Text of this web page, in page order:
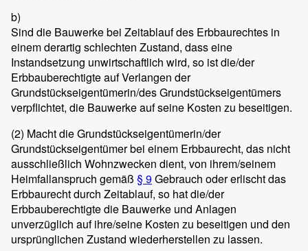
b)
Sind die Bauwerke bei Zeitablauf des Erbbaurechtes in
einem derartig schlechten Zustand, dass eine
Instandsetzung unwirtschaftlich wird, so ist die/der
Erbbauberechtigte auf Verlangen der
Grundstückseigentümerin/des Grundstückseigentümers
verpflichtet, die Bauwerke auf seine Kosten zu beseitigen.
(2) Macht die Grundstückseigentümerin/der
Grundstückseigentümer bei einem Erbbaurecht, das nicht
ausschließlich Wohnzwecken dient, von ihrem/seinem
Heimfallanspruch gemäß § 9Gebrauch oder erlischt das
Erbbaurecht durch Zeitablauf, so hat die/der
Erbbauberechtigte die Bauwerke und Anlagen
unverzüglich auf ihre/seine Kosten zu beseitigen und den
ursprünglichen Zustand wiederherstellen zu lassen.